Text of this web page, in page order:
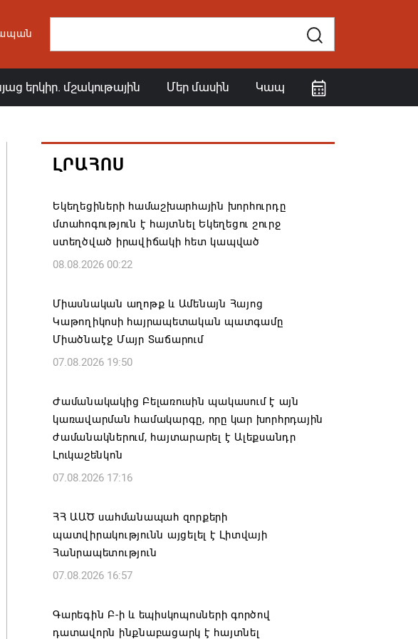
երկիր. մշակութային Մեր մասին Կապ
ԼՐԱՀՈՍ
Եկեղեցիների համաշխարհային խորհուրդը
մտահոգություն է հայտնել Եկեղեցու շուրջ
ստեղծված իրավիճակի հետ կապված
08.08.2026 00:22
Միասնական աղոթք և Ամենայն Հայոց
Կաթողիկոսի հայրապետական պատգամը
Միածնաէջ Մայր Տաճարում
07.08.2026 19:50
Ժամանակակից Բելառուսին պակասում է այն
կառավարման համակարգը, որը կար խորհրդային
ժամանակներում, հայտարարել է Ալեքսանդր
Լուկաշենկոն
07.08.2026 17:16
ՀՀ ԱԱԾ սահմանապահ զորքերի
պատվիրակությունն այցելել է Լիտվայի
Հանրապետություն
07.08.2026 16:57
Գարեգին Բ-ի և եպիսկոպոսների գործով
դատավորն ինքնաբացարկ է հայտնել